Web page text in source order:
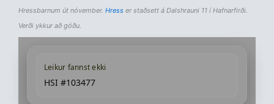
Hressbarnum út nóvember. Hress er staðsett á Dalshrauni 11 í Hafnarfirði.
Verði ykkur að góðu.
Leikur fannst ekki
HSI #103477